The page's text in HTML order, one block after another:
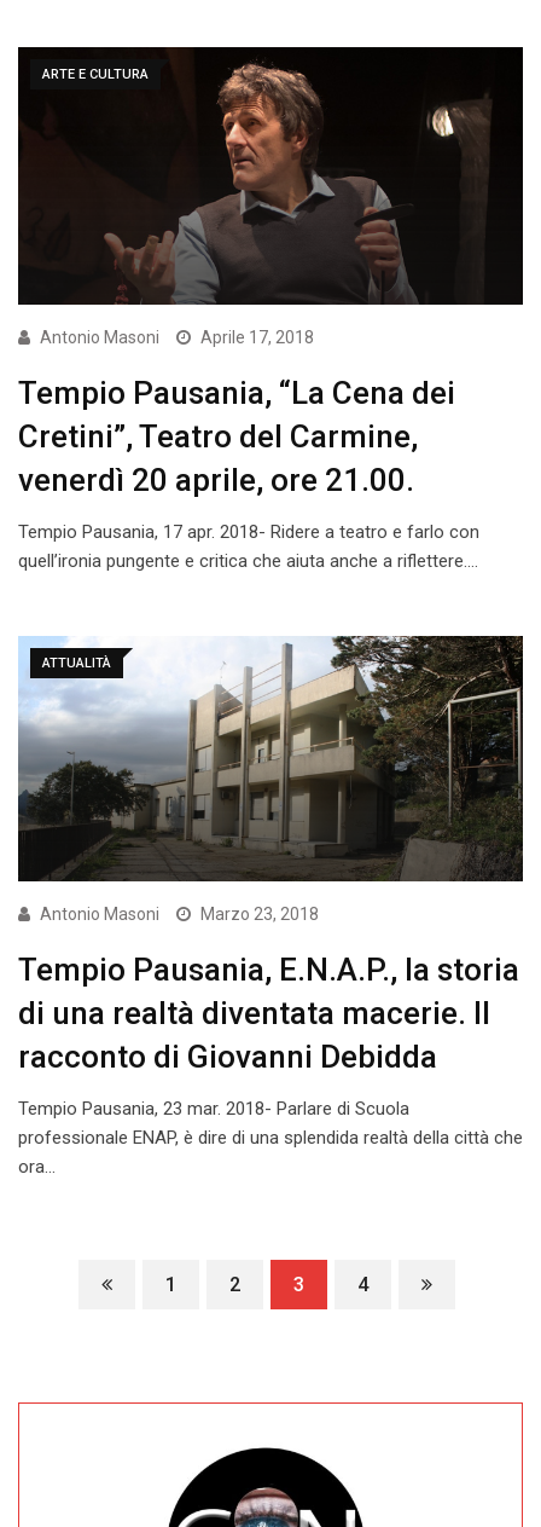
ARTE E CULTURA
Antonio Masoni Aprile 17, 2018
Tempio Pausania, “La Cena dei
Cretini”, Teatro del Carmine,
venerdì 20 aprile, ore 21.00.
Tempio Pausania, 17 apr. 2018- Ridere a teatro e farlo con
quell’ironia pungente e critica che aiuta anche a riflettere.…
ATTUALITÀ
Antonio Masoni Marzo 23, 2018
Tempio Pausania, E.N.A.P., la storia
di una realtà diventata macerie. Il
racconto di Giovanni Debidda
Tempio Pausania, 23 mar. 2018- Parlare di Scuola
professionale ENAP, è dire di una splendida realtà della città che
ora…
1 2 3 4